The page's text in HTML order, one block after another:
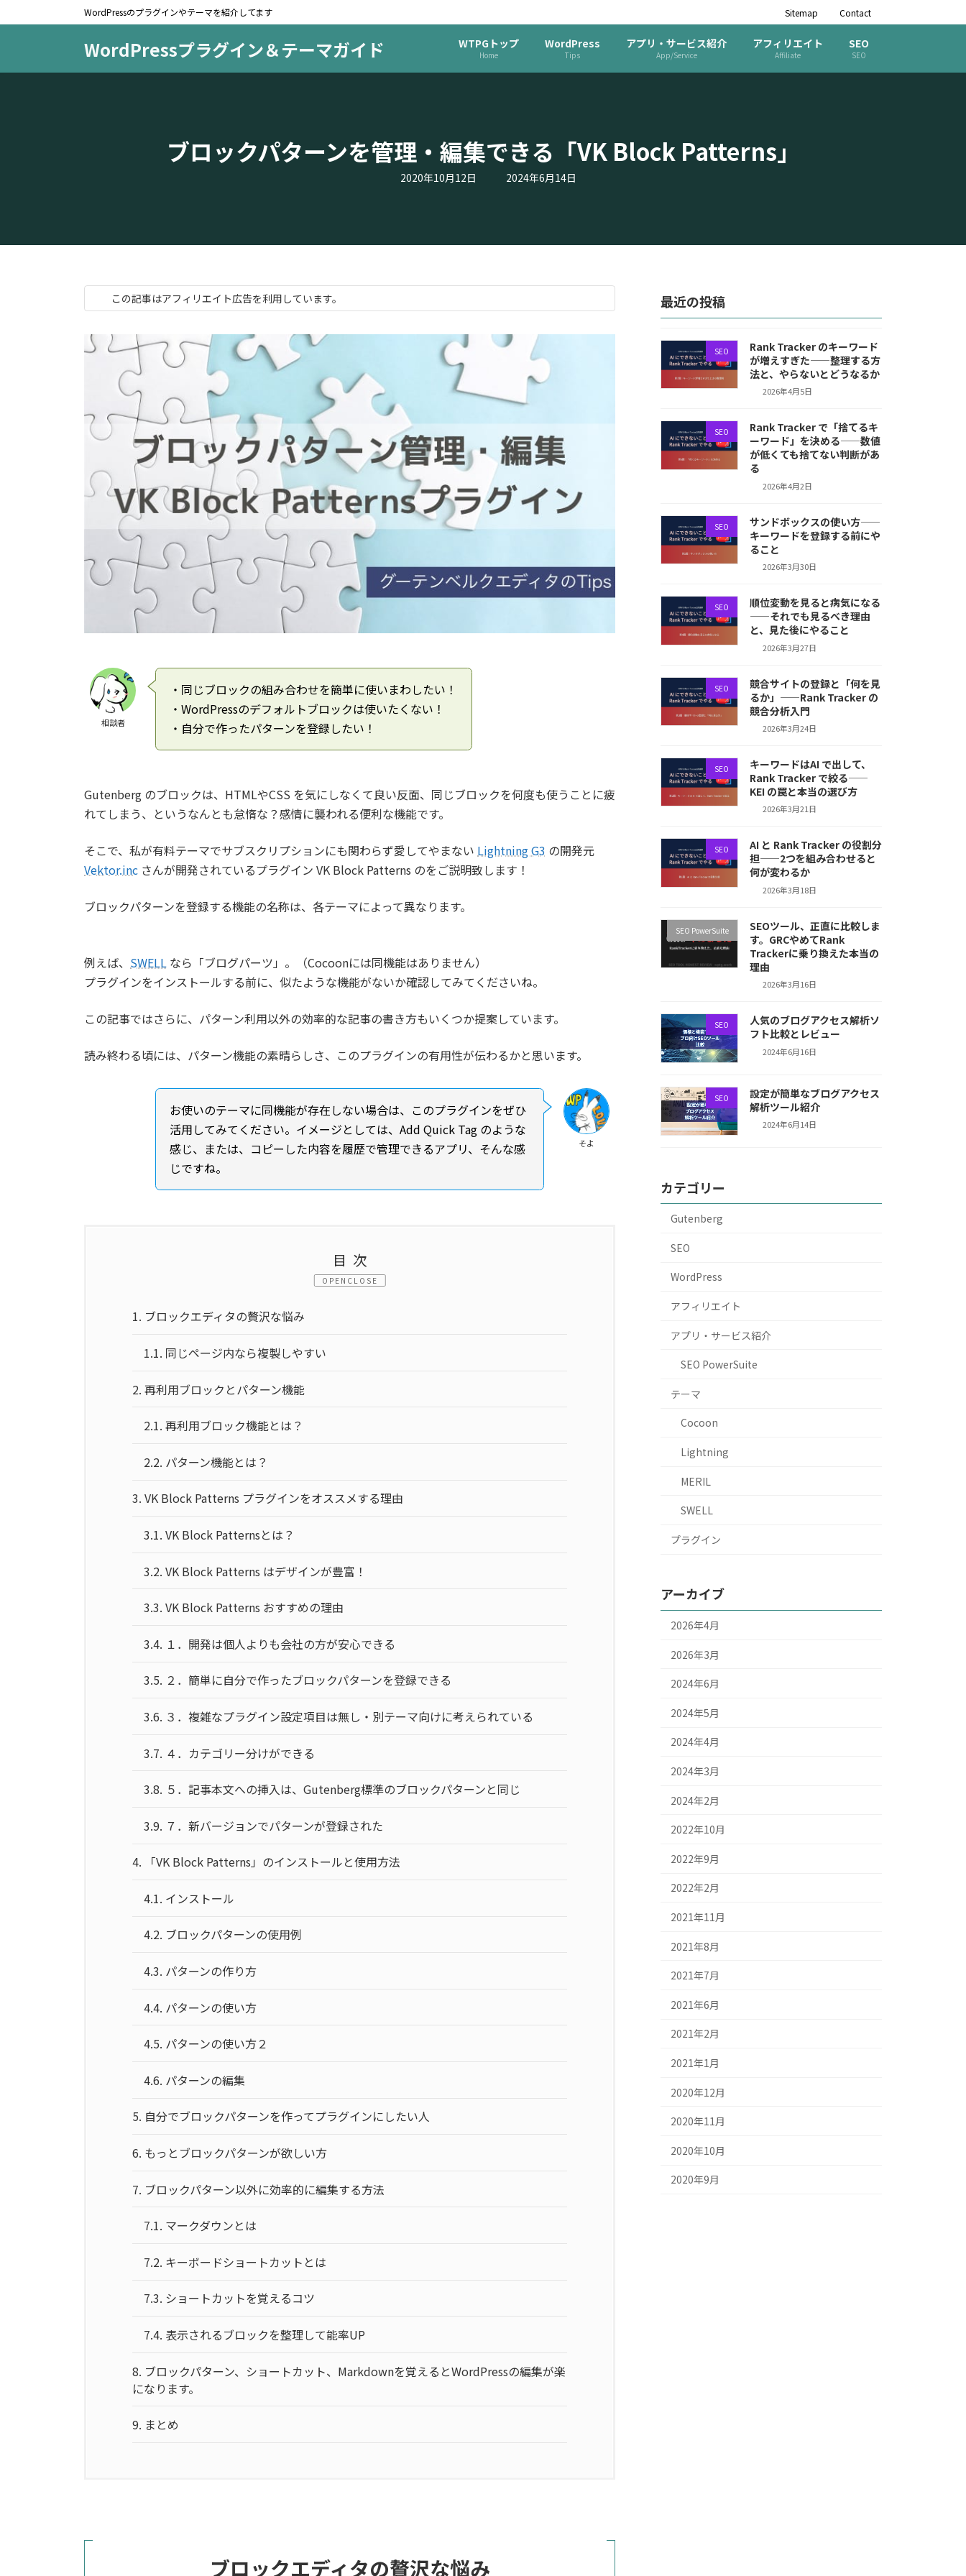
ン
ツ
ビ
シ
WordPressのプラグインやテーマを紹介してます Sitemap Contact
WordPressプラグイン＆テーマガイド WTPGトップ
Home
WordPress
Tips
アプリ・サービス紹介
App/Service
アフィリエイト
Affiliate
SEO
SEO
ブロックパターンを管理・編集できる「VK Block Patterns」
2020年10月12日 最
終
2024年6月14日
この記事はアフィリエイト広告を利用しています。
相談者
・同じブロックの組み合わせを簡単に使いまわしたい！
・WordPressのデフォルトブロックは使いたくない！
・自分で作ったパターンを登録したい！
Gutenberg のブロックは、HTMLやCSS を気にしなくて良い反面、同じブロックを何度も使うことに疲
れてしまう、というなんとも怠惰な？感情に襲われる便利な機能です。
そこで、私が有料テーマでサブスクリプションにも関わらず愛してやまない Lightning G3 の開発元
Vektor.inc さんが開発されているプラグイン VK Block Patterns のをご説明致します！
ブロックパターンを登録する機能の名称は、各テーマによって異なります。
例えば、 SWELL なら「ブログパーツ」。（Cocoonには同機能はありません）
プラグインをインストールする前に、似たような機能がないか確認してみてくださいね。
この記事ではさらに、パターン利用以外の効率的な記事の書き方もいくつか提案しています。
読み終わる頃には、パターン機能の素晴らしさ、このプラグインの有用性が伝わるかと思います。
そよ
お使いのテーマに同機能が存在しない場合は、このプラグインをぜひ
活用してみてください。イメージとしては、Add Quick Tag のような
感じ、または、コピーした内容を履歴で管理できるアプリ、そんな感
じですね。
目次
CLOSE
1. ブロックエディタの贅沢な悩み
1.1. 同じページ内なら複製しやすい
2. 再利用ブロックとパターン機能
2.1. 再利用ブロック機能とは？
2.2. パターン機能とは？
3. VK Block Patterns プラグインをオススメする理由
3.1. VK Block Patternsとは？
3.2. VK Block Patterns はデザインが豊富！
3.3. VK Block Patterns おすすめの理由
3.4. １．開発は個人よりも会社の方が安心できる
3.5. ２．簡単に自分で作ったブロックパターンを登録できる
3.6. ３．複雑なプラグイン設定項目は無し・別テーマ向けに考えられている
3.7. ４．カテゴリー分けができる
3.8. ５．記事本文への挿入は、Gutenberg標準のブロックパターンと同じ
3.9. ７．新バージョンでパターンが登録された
4. 「VK Block Patterns」のインストールと使用方法
4.1. インストール
4.2. ブロックパターンの使用例
4.3. パターンの作り方
4.4. パターンの使い方
4.5. パターンの使い方２
4.6. パターンの編集
5. 自分でブロックパターンを作ってプラグインにしたい人
6. もっとブロックパターンが欲しい方
7. ブロックパターン以外に効率的に編集する方法
7.1. マークダウンとは
7.2. キーボードショートカットとは
7.3. ショートカットを覚えるコツ
7.4. 表示されるブロックを整理して能率UP
8. ブロックパターン、ショートカット、Markdownを覚えるとWordPressの編集が楽
になります。
9. まとめ
ブロックエディタの贅沢な悩み
最近の投稿
SEO
Rank Tracker のキーワード
が増えすぎた——整理する方
法と、やらないとどうなるか
2026年4月5日
SEO
Rank Tracker で「捨てるキ
ーワード」を決める——数値
が低くても捨てない判断があ
る
2026年4月2日
SEO
サンドボックスの使い方——
キーワードを登録する前にや
ること
2026年3月30日
SEO
順位変動を見ると病気になる
——それでも見るべき理由
と、見た後にやること
2026年3月27日
SEO
競合サイトの登録と「何を見
るか」——Rank Tracker の
競合分析入門
2026年3月24日
SEO
キーワードはAI で出して、
Rank Tracker で絞る——
KEI の罠と本当の選び方
2026年3月21日
SEO
AI と Rank Tracker の役割分
担——2つを組み合わせると
何が変わるか
2026年3月18日
SEO PowerSuite
SEOツール、正直に比較しま
す。GRCやめてRank
Trackerに乗り換えた本当の
理由
2026年3月16日
SEO
人気のブログアクセス解析ソ
フト比較とレビュー
2024年6月16日
SEO
設定が簡単なブログアクセス
解析ツール紹介
2024年6月14日
カテゴリー
Gutenberg
SEO
WordPress
アフィリエイト
アプリ・サービス紹介
SEO PowerSuite
テーマ
Cocoon
Lightning
MERIL
SWELL
プラグイン
アーカイブ
2026年4月
2026年3月
2024年6月
2024年5月
2024年4月
2024年3月
2024年2月
2022年10月
2022年9月
2022年2月
2021年11月
2021年8月
2021年7月
2021年6月
2021年2月
2021年1月
2020年12月
2020年11月
2020年10月
2020年9月